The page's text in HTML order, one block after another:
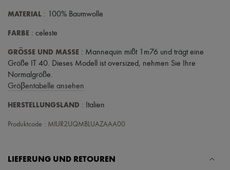
MATERIAL : 100% Baumwolle
FARBE : celeste
GRÖSSE UND MASSE : Mannequin mißt 1m76 und trägt eine
Größe IT 40. Dieses Modell ist oversized, nehmen Sie Ihre
Normalgröße.
Gröβentabelle ansehen
HERSTELLUNGSLAND : Italien
Produktcode : MIUR2UQMBLUAZAAA00
LIEFERUNG UND RETOUREN